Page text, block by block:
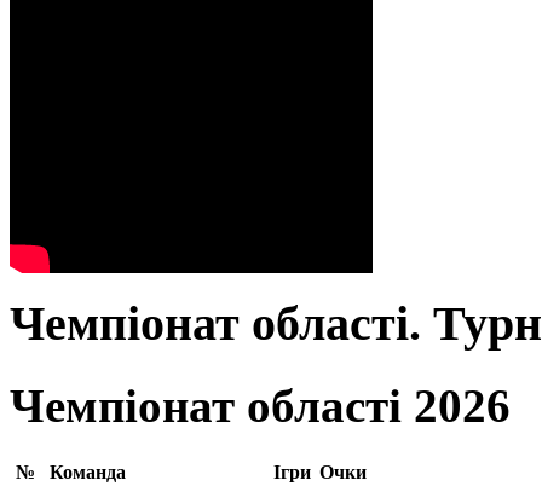
Чемпіонат області.
Чемпіонат області 2026
№ Команда Ігри Очки